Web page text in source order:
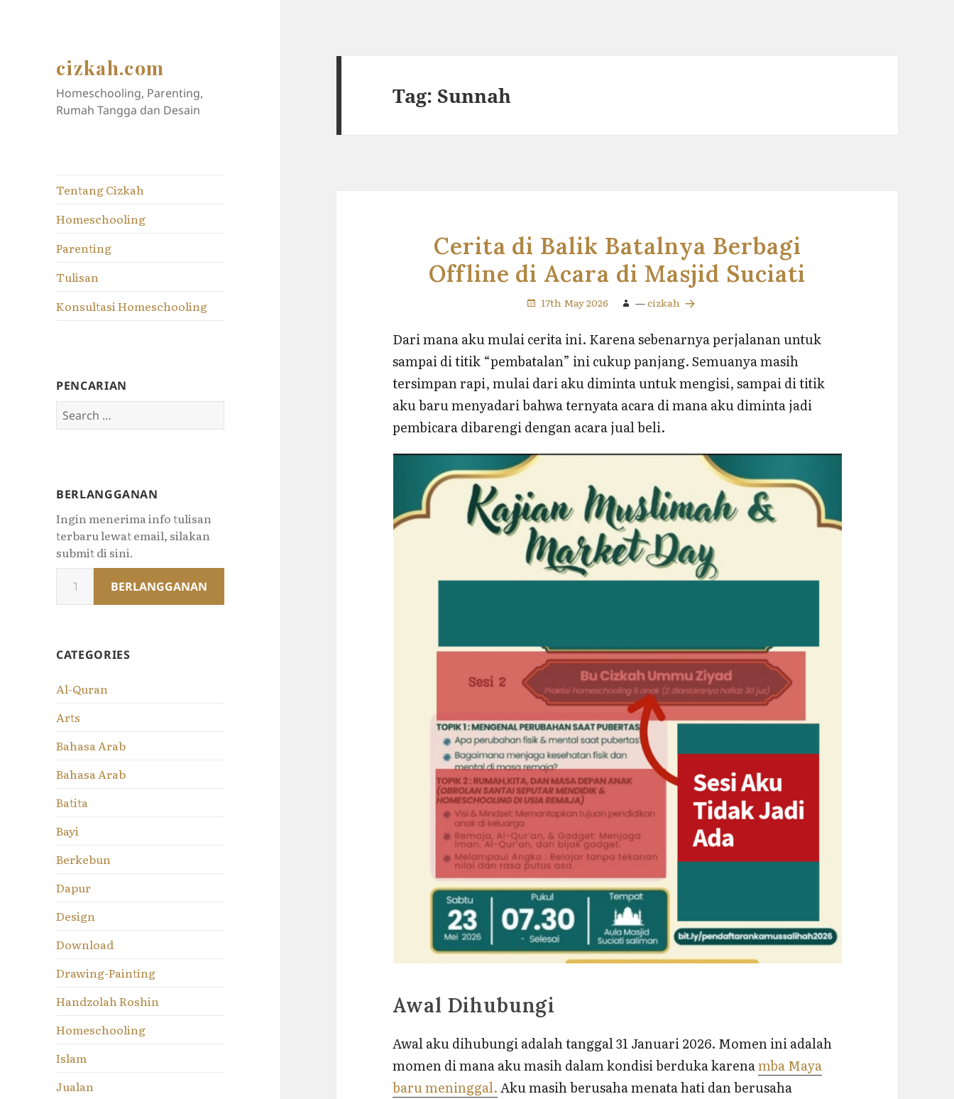
cizkah.com
Homeschooling, Parenting,
Rumah Tangga dan Desain
Tentang Cizkah
Homeschooling
Parenting
Tulisan
Konsultasi Homeschooling
PENCARIAN
Search
for:
BERLANGGANAN
Ingin menerima info tulisan
terbaru lewat email, silakan
submit di sini.
your
email…
BERLANGGANAN
CATEGORIES
Al-Quran
Arts
Bahasa Arab
Bahasa Arab
Batita
Bayi
Berkebun
Dapur
Design
Download
Drawing-Painting
Handzolah Roshin
Homeschooling
Islam
Jualan
Tag:Sunnah
Cerita di Balik Batalnya Berbagi
Offline di Acara di Masjid Suciati
17th May 2026 —cizkah
Dari mana aku mulai cerita ini. Karena sebenarnya perjalanan untuk
sampai di titik “pembatalan” ini cukup panjang. Semuanya masih
tersimpan rapi, mulai dari aku diminta untuk mengisi, sampai di titik
aku baru menyadari bahwa ternyata acara di mana aku diminta jadi
pembicara dibarengi dengan acara jual beli.
Awal Dihubungi
Awal aku dihubungi adalah tanggal 31 Januari 2026. Momen ini adalah
momen di mana aku masih dalam kondisi berduka karenamba Maya
baru meninggal.Aku masih berusaha menata hati dan berusaha